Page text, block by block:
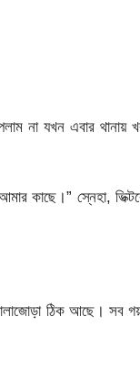
না যখন এবার থানায়
কাছে।” স্নেহা,
ঠিক আছে। সব